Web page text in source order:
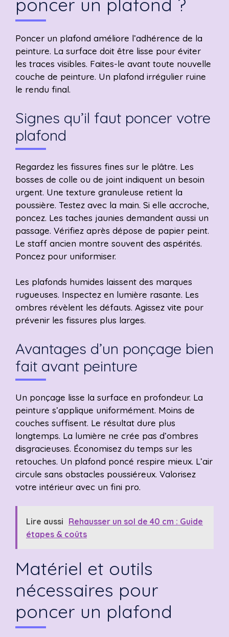
poncer un plafond ?
Poncer un plafond améliore l’adhérence de la
peinture. La surface doit être lisse pour éviter
les traces visibles. Faites-le avant toute nouvelle
couche de peinture. Un plafond irrégulier ruine
le rendu final.
Signes qu’il faut poncer votre
plafond
Regardez les fissures fines sur le plâtre. Les
bosses de colle ou de joint indiquent un besoin
urgent. Une texture granuleuse retient la
poussière. Testez avec la main. Si elle accroche,
poncez. Les taches jaunies demandent aussi un
passage. Vérifiez après dépose de papier peint.
Le staff ancien montre souvent des aspérités.
Poncez pour uniformiser.
Les plafonds humides laissent des marques
rugueuses. Inspectez en lumière rasante. Les
ombres révèlent les défauts. Agissez vite pour
prévenir les fissures plus larges.
Avantages d’un ponçage bien
fait avant peinture
Un ponçage lisse la surface en profondeur. La
peinture s’applique uniformément. Moins de
couches suffisent. Le résultat dure plus
longtemps. La lumière ne crée pas d’ombres
disgracieuses. Économisez du temps sur les
retouches. Un plafond poncé respire mieux. L’air
circule sans obstacles poussiéreux. Valorisez
votre intérieur avec un fini pro.
Lire aussi Rehausser un sol de 40 cm : Guide
étapes & coûts
Matériel et outils
nécessaires pour
poncer un plafond